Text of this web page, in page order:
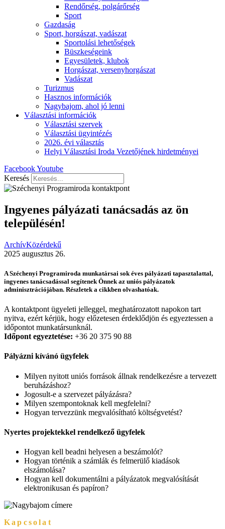
Rendőrség, polgárőrség
Sport
Gazdaság
Sport, horgászat, vadászat
Sportolási lehetőségek
Büszkeségeink
Egyesületek, klubok
Horgászat, versenyhorgászat
Vadászat
Turizmus
Hasznos információk
Nagybajom, ahol jó lenni
Választási információk
Választási szervek
Választási ügyintézés
2026. évi választás
Helyi Választási Iroda Vezetőjének hirdetményei
FacebookYoutube
Keresés
Ingyenes pályázati tanácsadás az ön
településén!
ArchívKözérdekű
2025 augusztus 26.
A Széchenyi Programiroda munkatársai sok éves pályázati tapasztalattal,
ingyenes tanácsadással segítenek Önnek az uniós pályázatok
adminisztrációjában. Részletek a cikkben olvashatóak.
A kontaktpont ügyeleti jelleggel, meghatározatott napokon tart
nyitva, ezért kérjük, hogy előzetesen érdeklődjön és egyeztessen a
időpontot munkatársunknál.
Időpont egyeztetése: +36 20 375 90 88
Pályázni kívánó ügyfelek
Milyen nyitott uniós források állnak rendelkezésre a tervezett
beruházáshoz?
Jogosult-e a szervezet pályázásra?
Milyen szempontoknak kell megfelelni?
Hogyan tervezzünk megvalósítható költségvetést?
Nyertes projektekkel rendelkező ügyfelek
Hogyan kell beadni helyesen a beszámolót?
Hogyan történik a számlák és felmerülő kiadások
elszámolása?
Hogyan kell dokumentálni a pályázatok megvalósítását
elektronikusan és papíron?
Kapcsolat